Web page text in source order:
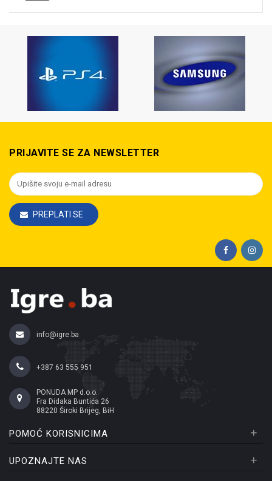
PRIJAVITE SE ZA NEWSLETTER
PREPLATI SE
info@igre.ba
+387 63 555 951
PONUDA MP d.o.o.
Fra Didaka Buntića 26
88220 Široki Brijeg, BiH
POMOĆ KORISNICIMA +
UPOZNAJTE NAS +